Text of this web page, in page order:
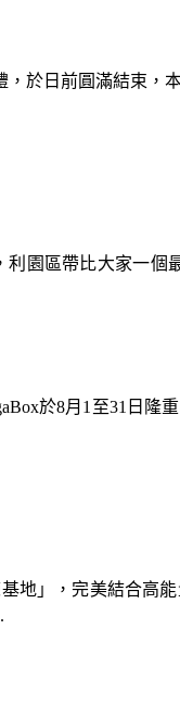
園區帶比大家一
地」，完美結合
於日前圓滿結束
於8月1至31日